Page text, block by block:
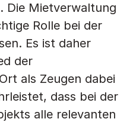
Die Mietverwaltung
Rolle bei der
Es ist daher
der
als Zeugen dabei
dass bei der
alle relevanten